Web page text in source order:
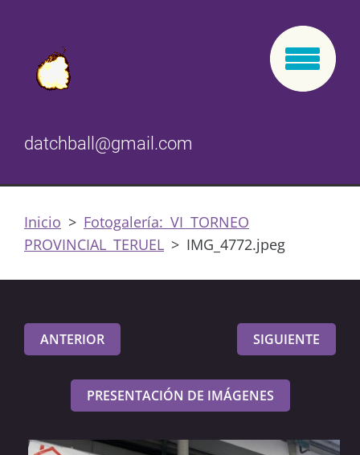
datchball@gmail.com
Inicio > Fotogalería: VI TORNEO
PROVINCIAL TERUEL > IMG_4772.jpeg
ANTERIOR SIGUIENTE
PRESENTACIÓN DE IMÁGENES